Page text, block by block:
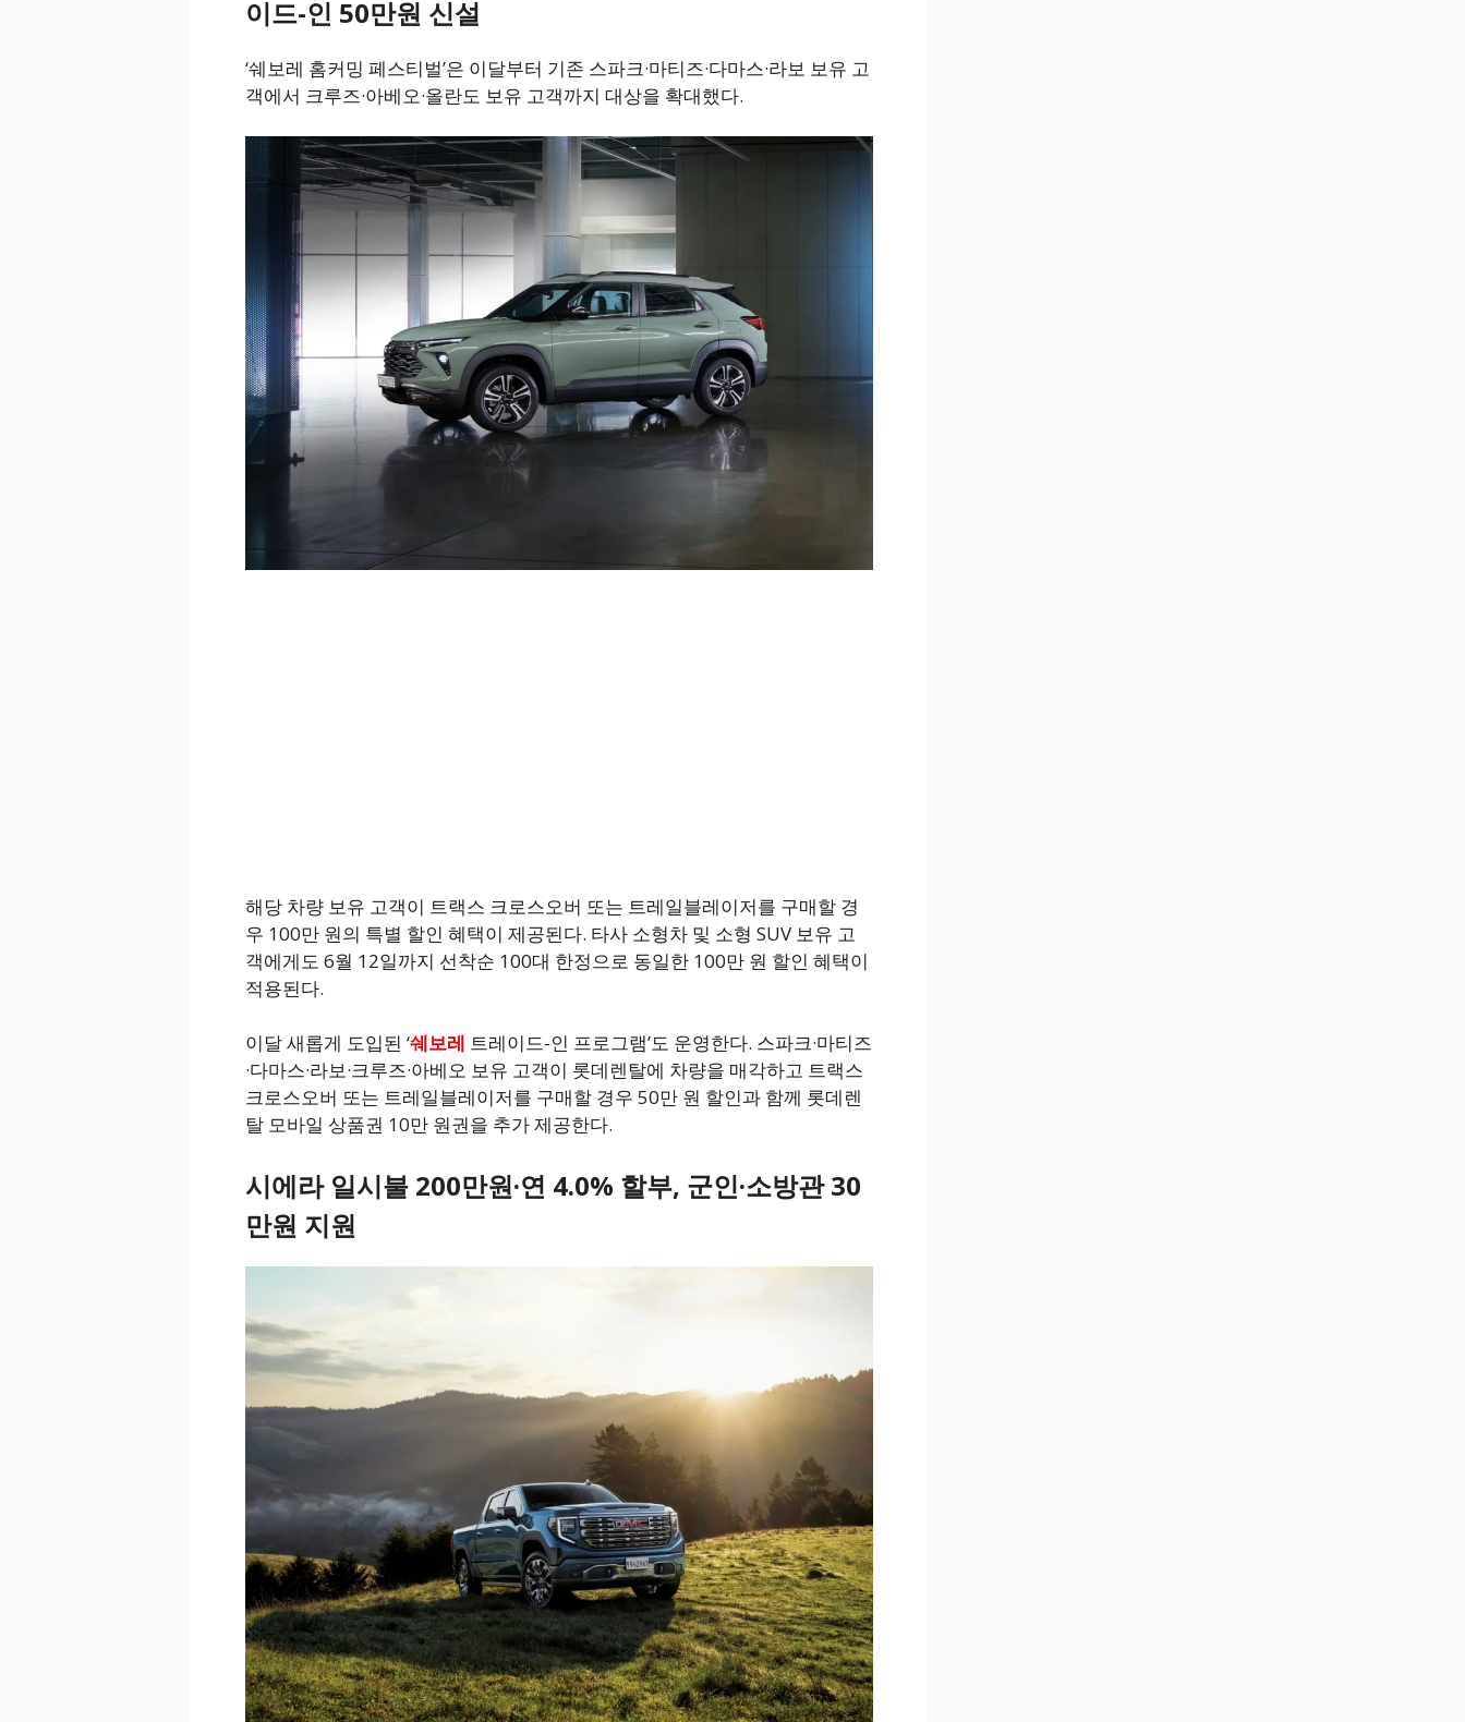
이드-인 50만원 신설
‘쉐보레 홈커밍 페스티벌’은 이달부터 기존 스파크·마티즈·다마스·라보 보유 고
객에서 크루즈·아베오·올란도 보유 고객까지 대상을 확대했다.
해당 차량 보유 고객이 트랙스 크로스오버 또는 트레일블레이저를 구매할 경
우 100만 원의 특별 할인 혜택이 제공된다. 타사 소형차 및 소형 SUV 보유 고
객에게도 6월 12일까지 선착순 100대 한정으로 동일한 100만 원 할인 혜택이
적용된다.
이달 새롭게 도입된 ‘쉐보레 트레이드-인 프로그램’도 운영한다. 스파크·마티즈
·다마스·라보·크루즈·아베오 보유 고객이 롯데렌탈에 차량을 매각하고 트랙스
크로스오버 또는 트레일블레이저를 구매할 경우 50만 원 할인과 함께 롯데렌
탈 모바일 상품권 10만 원권을 추가 제공한다.
시에라 일시불 200만원·연 4.0% 할부, 군인·소방관 30
만원 지원